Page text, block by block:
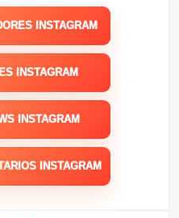
INSTAGRAM
INSTAGRAM
INSTAGRAM
INSTAGRAM